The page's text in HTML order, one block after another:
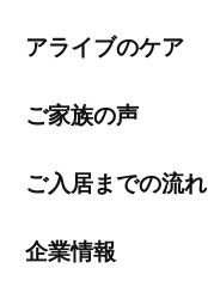
アライブのケア
ご家族の声
ご入居までの流れ
企業情報